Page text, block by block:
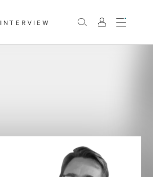
INTERVIEW Rechercher
Mon
compte
Menu